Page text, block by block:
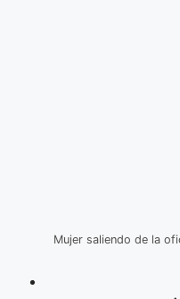
Mujer saliendo de la